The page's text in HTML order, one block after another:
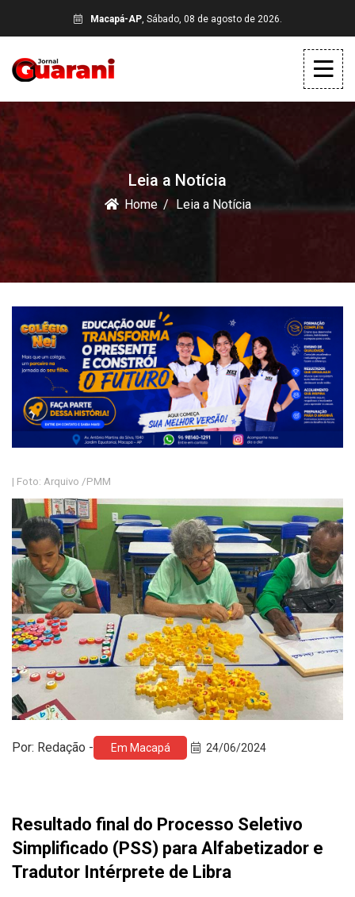
Macapá-AP, Sábado, 08 de agosto de 2026.
Leia a Notícia
Home Leia a Notícia
| Foto: Arquivo /PMM
Por: Redação - Em Macapá 24/06/2024
Resultado final do Processo Seletivo
Simplificado (PSS) para Alfabetizador e
Tradutor Intérprete de Libra